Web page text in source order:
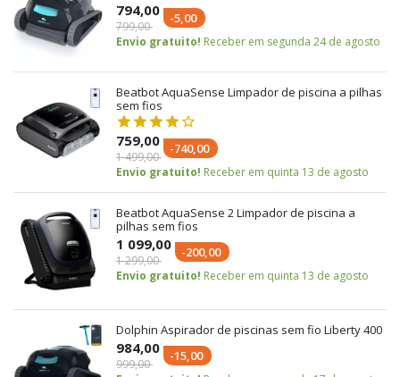
794,00
799,00
-5,00
Envio gratuito! Receber em segunda 24 de agosto
Beatbot AquaSense Limpador de piscina a pilhas
sem fios
759,00
1 499,00
-740,00
Envio gratuito! Receber em quinta 13 de agosto
Beatbot AquaSense 2 Limpador de piscina a
pilhas sem fios
1 099,00
1 299,00
-200,00
Envio gratuito! Receber em quinta 13 de agosto
Dolphin Aspirador de piscinas sem fio Liberty 400
984,00
999,00
-15,00